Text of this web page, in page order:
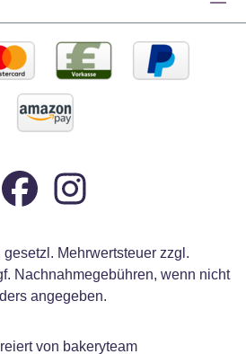
Mehrwertsteuer zzgl.
Nachnahmegebühren, wenn nicht
angegeben.
von bakeryteam